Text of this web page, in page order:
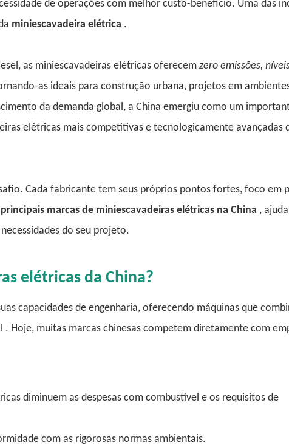
de operações com melhor custo-benefício. Uma das
miniescavadeira elétrica .
as miniescavadeiras elétricas oferecem zero emissões,
as ideais para construção urbana, projetos em
da demanda global, a China emergiu como um
elétricas mais competitivas e tecnologicamente avançadas
Cada fabricante tem seus próprios pontos fortes, foco em
principais marcas de miniescavadeiras elétricas na China ,
do seu projeto.
elétricas da China?
capacidades de engenharia, oferecendo máquinas que
. Hoje, muitas marcas chinesas competem diretamente com
diminuem as despesas com combustível e os requisitos de
com as rigorosas normas ambientais.